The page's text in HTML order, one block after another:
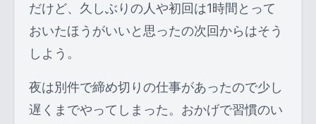
だけど、久しぶりの人や初回は1時間とって
おいたほうがいいと思ったの次回からはそう
しよう。
夜は別件で締め切りの仕事があったので少し
遅くまでやってしまった。おかげで習慣のい